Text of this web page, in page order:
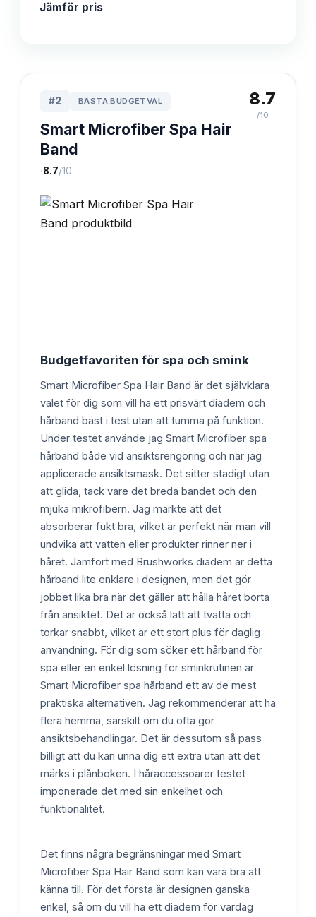
Jämför pris
#2 BÄSTA BUDGETVAL
Smart Microfiber Spa Hair
Band
·8.7/10
8.7
/10
Budgetfavoriten för spa och smink
Smart Microfiber Spa Hair Band är det självklara
valet för dig som vill ha ett prisvärt diadem och
hårband bäst i test utan att tumma på funktion.
Under testet använde jag Smart Microfiber spa
hårband både vid ansiktsrengöring och när jag
applicerade ansiktsmask. Det sitter stadigt utan
att glida, tack vare det breda bandet och den
mjuka mikrofibern. Jag märkte att det
absorberar fukt bra, vilket är perfekt när man vill
undvika att vatten eller produkter rinner ner i
håret. Jämfört med Brushworks diadem är detta
hårband lite enklare i designen, men det gör
jobbet lika bra när det gäller att hålla håret borta
från ansiktet. Det är också lätt att tvätta och
torkar snabbt, vilket är ett stort plus för daglig
användning. För dig som söker ett hårband för
spa eller en enkel lösning för sminkrutinen är
Smart Microfiber spa hårband ett av de mest
praktiska alternativen. Jag rekommenderar att ha
flera hemma, särskilt om du ofta gör
ansiktsbehandlingar. Det är dessutom så pass
billigt att du kan unna dig ett extra utan att det
märks i plånboken. I håraccessoarer testet
imponerade det med sin enkelhet och
funktionalitet.
Det finns några begränsningar med Smart
Microfiber Spa Hair Band som kan vara bra att
känna till. För det första är designen ganska
enkel, så om du vill ha ett diadem för vardag